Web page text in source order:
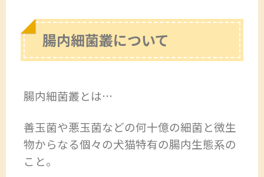
腸内細菌叢について
腸内細菌叢とは…
善玉菌や悪玉菌などの何十億の細菌と微生
物からなる個々の犬猫特有の腸内生態系の
こと。